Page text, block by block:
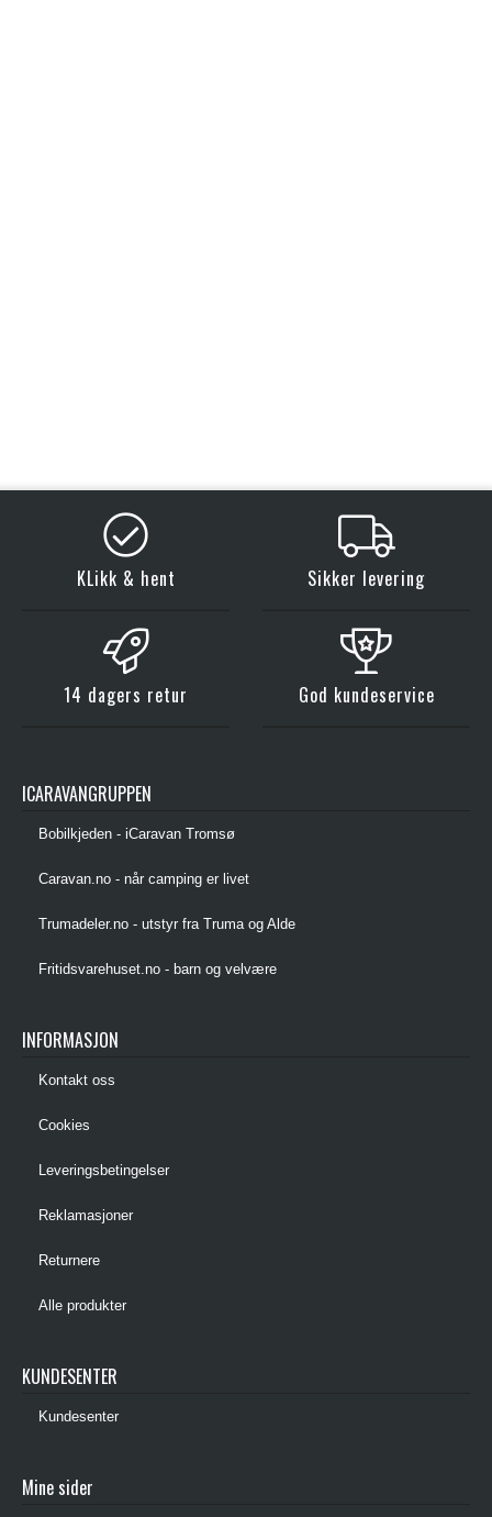
KLikk & hent Sikker levering
14 dagers retur God kundeservice
ICARAVANGRUPPEN
Bobilkjeden - iCaravan Tromsø
Caravan.no - når camping er livet
Trumadeler.no - utstyr fra Truma og Alde
Fritidsvarehuset.no - barn og velvære
INFORMASJON
Kontakt oss
Cookies
Leveringsbetingelser
Reklamasjoner
Returnere
Alle produkter
KUNDESENTER
Kundesenter
Mine sider